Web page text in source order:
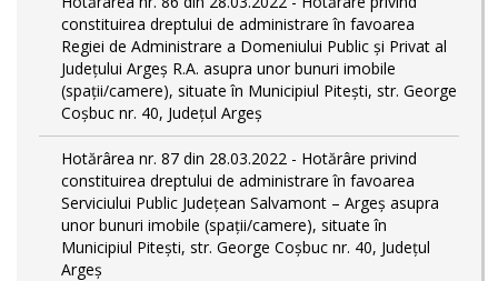
constituirea dreptului de administrare în favoarea
Regiei de Administrare a Domeniului Public și Privat al
Județului Argeș R.A. asupra unor bunuri imobile
(spații/camere), situate în Municipiul Pitești, str. George
Coșbuc nr. 40, Județul Argeș
Hotărârea nr. 87 din 28.03.2022 - Hotărâre privind
constituirea dreptului de administrare în favoarea
Serviciului Public Județean Salvamont – Argeș asupra
unor bunuri imobile (spații/camere), situate în
Municipiul Pitești, str. George Coșbuc nr. 40, Județul
Argeș